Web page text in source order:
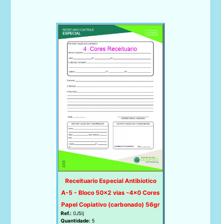
Receituario Especial Antibiotico
A-5 - Bloco 50x2 vias -4x0 Cores
Papel Copiativo (carbonado) 56gr
Ref.: 0J5Ij
Quantidade: 5